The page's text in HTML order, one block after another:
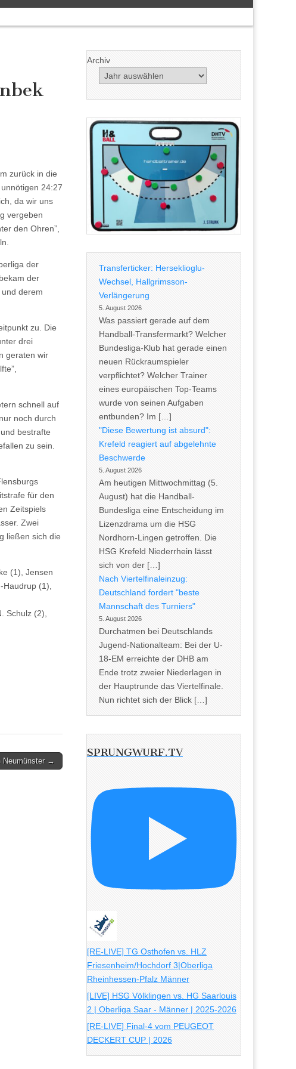
zurück in die
24:27
da wir uns
vergeben
den Ohren”,
der
der
derem
zu. Die
drei
geraten wir
schnell auf
noch durch
bestrafte
zu sein.
für den
Zeitspiels
Zwei
ließen sich die
(1), Jensen
(1),
Schulz (2),
Neumünster →
Archiv
Transferticker: Herseklioglu-
Wechsel, Hallgrimsson-
Verlängerung
5. August 2026
Was passiert gerade auf dem
Handball-Transfermarkt? Welcher
Bundesliga-Klub hat gerade einen
neuen Rückraumspieler
verpflichtet? Welcher Trainer
eines europäischen Top-Teams
wurde von seinen Aufgaben
entbunden? Im […]
"Diese Bewertung ist absurd":
Krefeld reagiert auf abgelehnte
Beschwerde
5. August 2026
Am heutigen Mittwochmittag (5.
August) hat die Handball-
Bundesliga eine Entscheidung im
Lizenzdrama um die HSG
Nordhorn-Lingen getroffen. Die
HSG Krefeld Niederrhein lässt
sich von der […]
Nach Viertelfinaleinzug:
Deutschland fordert "beste
Mannschaft des Turniers"
5. August 2026
Durchatmen bei Deutschlands
Jugend-Nationalteam: Bei der U-
18-EM erreichte der DHB am
Ende trotz zweier Niederlagen in
der Hauptrunde das Viertelfinale.
Nun richtet sich der Blick […]
SPRUNGWURF.TV
[RE-LIVE] TG Osthofen vs. HLZ
Friesenheim/Hochdorf 3|Oberliga
Rheinhessen-Pfalz Männer
[LIVE] HSG Völklingen vs. HG Saarlouis
2 | Oberliga Saar - Männer | 2025-2026
[RE-LIVE] Final-4 vom PEUGEOT
DECKERT CUP | 2026